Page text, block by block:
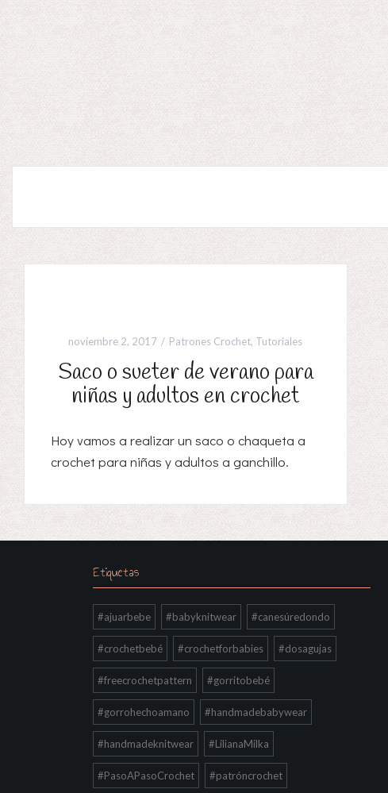
noviembre 2, 2017 Patrones Crochet, Tutoriales
Saco o sueter de verano para
niñas y adultos en crochet
Hoy vamos a realizar un saco o chaqueta a
crochet para niñas y adultos a ganchillo.
Etiquetas
#ajuarbebe #babyknitwear #canesúredondo
#crochetbebé #crochetforbabies #dosagujas
#freecrochetpattern #gorritobebé
#gorrohechoamano #handmadebabywear
#handmadeknitwear #LilianaMilka
#PasoAPasoCrochet #patróncrochet